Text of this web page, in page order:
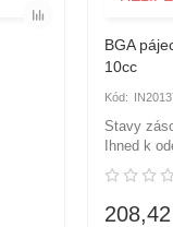
BGA
10cc
Stavy
Ihned k